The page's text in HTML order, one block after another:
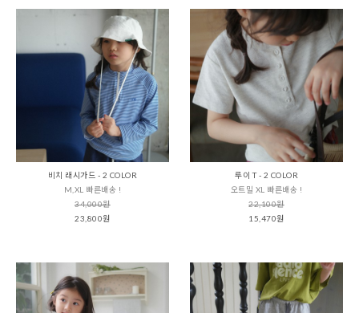
비치 래시가드 - 2 COLOR
M,XL 빠른배송 !
34,000원
23,800원
루이 T - 2 COLOR
오트밀 XL 빠른배송 !
22,100원
15,470원